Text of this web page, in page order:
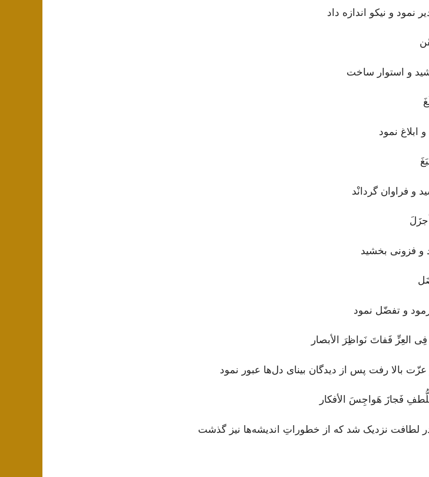
نمود و نیکو اندازه داد
و استوار ساخت
ابلاغ نمود
و فراوان گردانْد
و فزونی بخشید
و تفضّل نمود
العِزِّ فَفاتَ نَواظِرَ الأبصار
عزّت بالا رفت پس از دیدگان بینای دل‌ها عبور نمود
فَجازَ هَواجِسَ الأفكار
لطافت نزدیک شد که از خطوراتِ اندیشه‌ها نیز گذشت